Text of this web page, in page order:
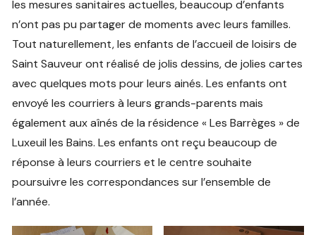
les mesures sanitaires actuelles, beaucoup d’enfants
n’ont pas pu partager de moments avec leurs familles.
Tout naturellement, les enfants de l’accueil de loisirs de
Saint Sauveur ont réalisé de jolis dessins, de jolies cartes
avec quelques mots pour leurs ainés. Les enfants ont
envoyé les courriers à leurs grands-parents mais
également aux aînés de la résidence « Les Barrèges » de
Luxeuil les Bains. Les enfants ont reçu beaucoup de
réponse à leurs courriers et le centre souhaite
poursuivre les correspondances sur l’ensemble de
l’année.